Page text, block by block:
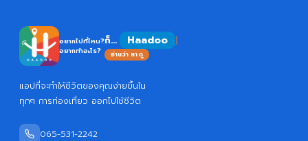
อยากไปที่ไหน?
อยากทำอะไร?
ก็... Haadoo
อ่านว่า หาดู
แอปที่จะทำให้ชีวิตของคุณง่ายขึ้นใน
ทุกๆ การท่องเที่ยว ออกไปใช้ชีวิต
065-531-2242